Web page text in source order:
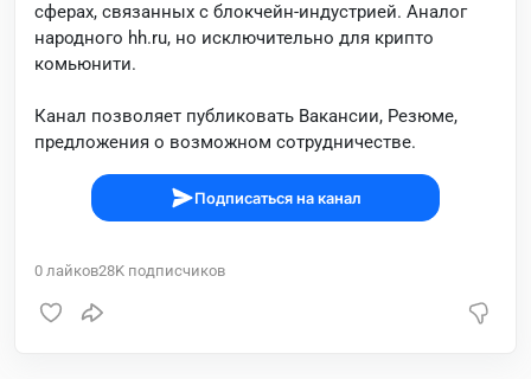
сферах, связанных с блокчейн-индустрией. Аналог
народного hh.ru, но исключительно для крипто
комьюнити.
Канал позволяет публиковать Вакансии, Резюме,
предложения о возможном сотрудничестве.
Подписаться на канал
0 лайков28K подписчиков